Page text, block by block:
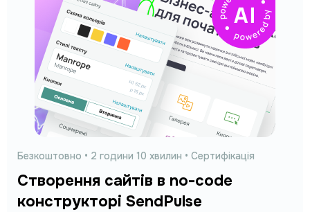
Безкоштовно • 2 години 10 хвилин • Сертифікація
Створення сайтів в no-code
конструкторі SendPulse